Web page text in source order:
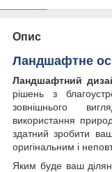
Опис
Ландшафтне
Ландшафтний
рішень з
зовнішнього
використання
здатний зробити
оригінальним і
Яким буде ваш